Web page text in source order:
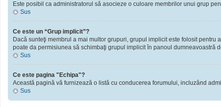
Este posibil ca administratorul să asocieze o culoare membrilor unui grup
Sus
Ce este un “Grup implicit”?
Dacă sunteţi membrul a mai multor grupuri, grupul implicit este folosit
poate da permisiunea să schimbaţi grupul implicit în panoul dumneavoastră
Sus
Ce este pagina "Echipa"?
Această pagină vă furnizează o listă cu conducerea forumului, incluzând
Sus